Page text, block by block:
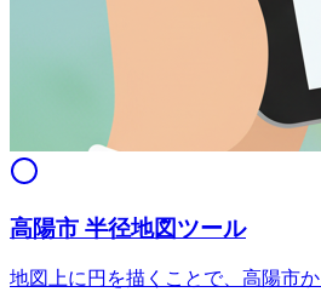
高陽市 半径地図ツール
地図上に円を描くことで、高陽市